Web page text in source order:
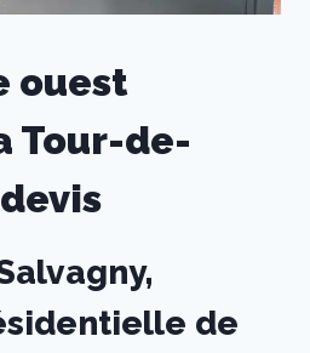
ouest
Tour-de-
de